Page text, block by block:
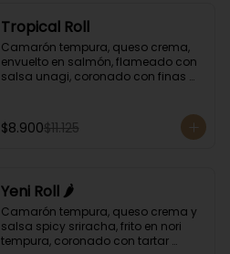
Tropical Roll
Camarón tempura, queso crema,
envuelto en salmón, flameado con
salsa unagi, coronado con finas
$8.900$11.125
Yeni Roll 🌶️
Camarón tempura, queso crema y
salsa spicy sriracha, frito en nori
tempura, coronado con tartar